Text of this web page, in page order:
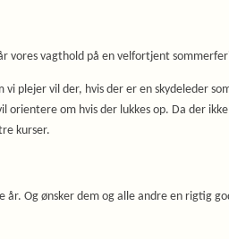
vores vagthold på en velfortjent
plejer vil der, hvis der er en skydeleder
orientere om hvis der lukkes op. Da der
kurser.
Og ønsker dem og alle andre en rigtig